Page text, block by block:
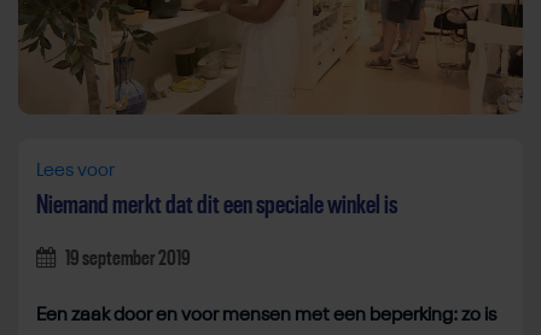
Lees voor
Niemand merkt dat dit een speciale winkel is
19 september 2019
Een zaak door en voor mensen met een beperking: zo is